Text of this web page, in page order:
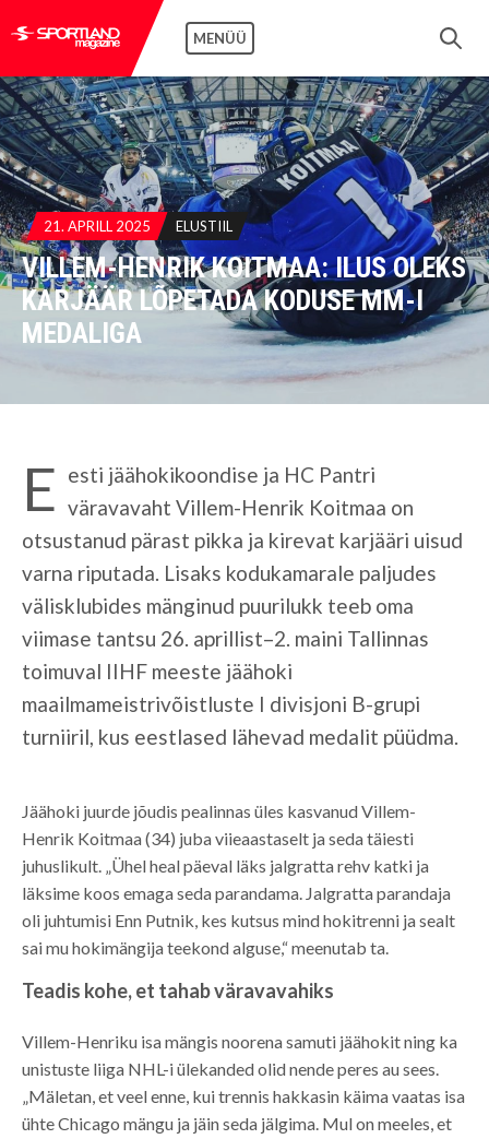
MENÜÜ
21. APRILL 2025 ELUSTIIL
VILLEM-HENRIK KOITMAA: ILUS OLEKS
KARJÄÄR LÕPETADA KODUSE MM-I
MEDALIGA
E esti jäähokikoondise ja HC Pantri
väravavaht Villem-Henrik Koitmaa on
otsustanud pärast pikka ja kirevat karjääri uisud
varna riputada. Lisaks kodukamarale paljudes
välisklubides mänginud puurilukk teeb oma
viimase tantsu 26. aprillist–2. maini Tallinnas
toimuval IIHF meeste jäähoki
maailmameistrivõistluste I divisjoni B-grupi
turniiril, kus eestlased lähevad medalit püüdma.
Jäähoki juurde jõudis pealinnas üles kasvanud Villem-
Henrik Koitmaa (34) juba viieaastaselt ja seda täiesti
juhuslikult. „Ühel heal päeval läks jalgratta rehv katki ja
läksime koos emaga seda parandama. Jalgratta parandaja
oli juhtumisi Enn Putnik, kes kutsus mind hokitrenni ja sealt
sai mu hokimängija teekond alguse,“ meenutab ta.
Teadis kohe, et tahab väravavahiks
Villem-Henriku isa mängis noorena samuti jäähokit ning ka
unistuste liiga NHL-i ülekanded olid nende peres au sees.
„Mäletan, et veel enne, kui trennis hakkasin käima vaatas isa
ühte Chicago mängu ja jäin seda jälgima. Mul on meeles, et